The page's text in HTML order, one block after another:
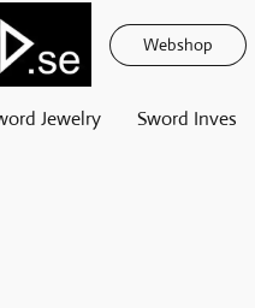
Webshop
Jewelry Sword Invest